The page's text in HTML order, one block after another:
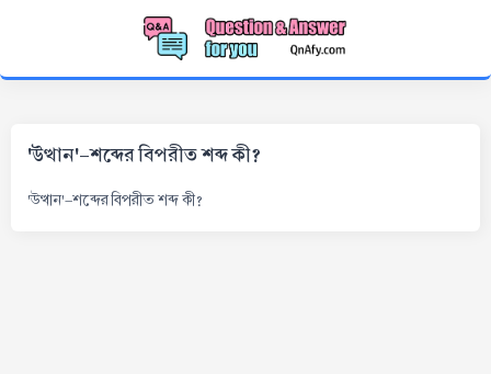
'উত্থান'-শব্দের বিপরীত শব্দ কী?
'উত্থান'-শব্দের বিপরীত শব্দ কী?